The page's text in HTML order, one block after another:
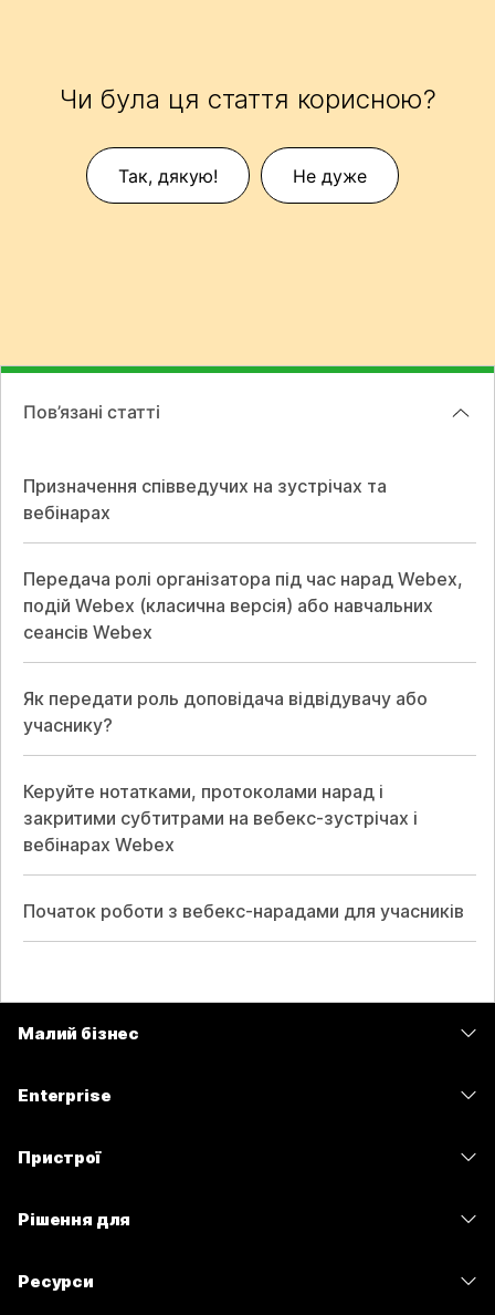
Чи була ця стаття корисною?
Так, дякую! Не дуже
Пов’язані статті
Призначення співведучих на зустрічах та
вебінарах
Передача ролі організатора під час нарад Webex,
подій Webex (класична версія) або навчальних
сеансів Webex
Як передати роль доповідача відвідувачу або
учаснику?
Керуйте нотатками, протоколами нарад і
закритими субтитрами на вебекс-зустрічах і
вебінарах Webex
Початок роботи з вебекс-нарадами для учасників
Малий бізнес
Enterprise
Пристрої
Рішення для
Ресурси